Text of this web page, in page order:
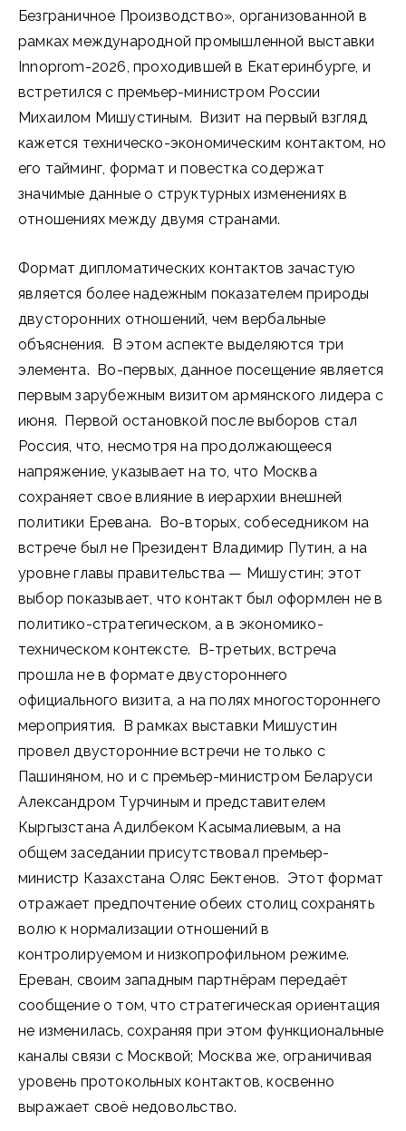
Безграничное Производство», организованной в
рамках международной промышленной выставки
Innoprom-2026, проходившей в Екатеринбурге, и
встретился с премьер-министром России
Михаилом Мишустиным. Визит на первый взгляд
кажется техническо-экономическим контактом, но
его тайминг, формат и повестка содержат
значимые данные о структурных изменениях в
отношениях между двумя странами.
Формат дипломатических контактов зачастую
является более надежным показателем природы
двусторонних отношений, чем вербальные
объяснения. В этом аспекте выделяются три
элемента. Во-первых, данное посещение является
первым зарубежным визитом армянского лидера с
июня. Первой остановкой после выборов стал
Россия, что, несмотря на продолжающееся
напряжение, указывает на то, что Москва
сохраняет свое влияние в иерархии внешней
политики Еревана. Во-вторых, собеседником на
встрече был не Президент Владимир Путин, а на
уровне главы правительства — Мишустин; этот
выбор показывает, что контакт был оформлен не в
политико-стратегическом, а в экономико-
техническом контексте. В-третьих, встреча
прошла не в формате двустороннего
официального визита, а на полях многостороннего
мероприятия. В рамках выставки Мишустин
провел двусторонние встречи не только с
Пашиняном, но и с премьер-министром Беларуси
Александром Турчиным и представителем
Кыргызстана Адилбеком Касымалиевым, а на
общем заседании присутствовал премьер-
министр Казахстана Оляс Бектенов. Этот формат
отражает предпочтение обеих столиц сохранять
волю к нормализации отношений в
контролируемом и низкопрофильном режиме.
Ереван, своим западным партнёрам передаёт
сообщение о том, что стратегическая ориентация
не изменилась, сохраняя при этом функциональные
каналы связи с Москвой; Москва же, ограничивая
уровень протокольных контактов, косвенно
выражает своё недовольство.